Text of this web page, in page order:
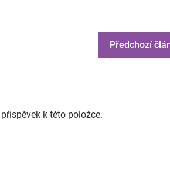
Předchozí
k této položce.